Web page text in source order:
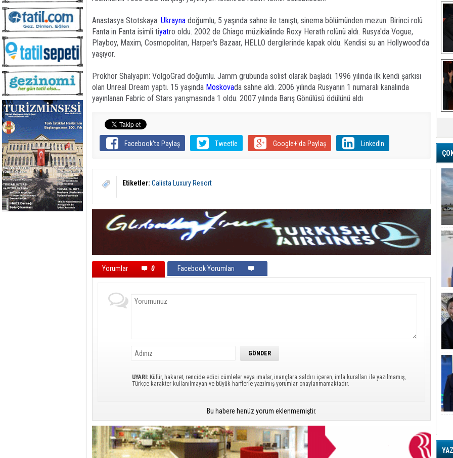
Anastasya Stotskaya: Ukrayna doğumlu, 5 yaşında sahne ile tanıştı, sinema bölümünden mezun. Birinci rolü
Fanta in Fanta isimli tiyatro oldu. 2002 de Chiago müzikialinde Roxy Herath rolünü aldı. Rusya'da Vogue,
Playboy, Maxim, Cosmopolitan, Harper's Bazaar, HELLO dergilerinde kapak oldu. Kendisi su an Hollywood'da
yaşıyor.
Prokhor Shalyapin: VolgoGrad doğumlu. Jamm grubunda solist olarak başladı. 1996 yılında ilk kendi şarkısı
olan Unreal Dream yaptı. 15 yaşında Moskovada sahne aldı. 2006 yılında Rusyanın 1 numaralı kanalında
yayınlanan Fabric of Stars yarışmasında 1 oldu. 2007 yılında Barış Gönülüsü ödülünü aldı
Facebook'ta Paylaş Tweetle Google+'da Paylaş LinkedIn
Etiketler: Calista Luxury Resort
Yorumlar 0 Facebook Yorumları
UYARI: Küfür, hakaret, rencide edici cümleler veya imalar, inançlara saldırı içeren, imla kuralları ile yazılmamış,
Türkçe karakter kullanılmayan ve büyük harflerle yazılmış yorumlar onaylanmamaktadır.
Bu habere henüz yorum eklenmemiştir.